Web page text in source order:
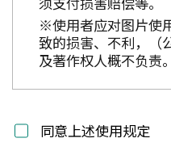
※使用者应对图片使
致的损害、不利，（
及著作权人概不负责。
同意上述使用规定